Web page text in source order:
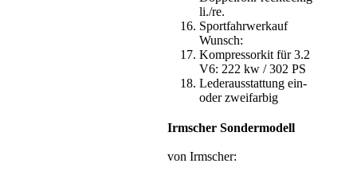
li./re.
Sportfahrwerkauf
Wunsch:
Kompressorkit für 3.2
V6: 222 kw / 302 PS
Lederausstattung ein-
oder zweifarbig
Irmscher Sondermodell
von Irmscher: